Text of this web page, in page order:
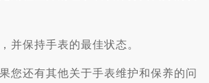
保持手表的最佳状态。
您还有其他关于手表维护和保养的问